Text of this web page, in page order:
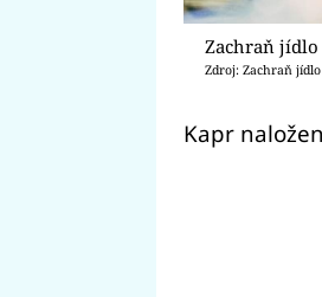
Zachraň jídlo
Zdroj: Zachraň jídlo
Kapr